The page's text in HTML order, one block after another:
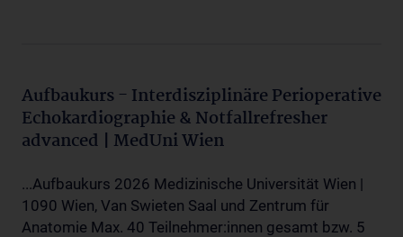
Aufbaukurs - Interdisziplinäre Perioperative
Echokardiographie & Notfallrefresher
advanced | MedUni Wien
...Aufbaukurs 2026 Medizinische Universität Wien |
1090 Wien, Van Swieten Saal und Zentrum für
Anatomie Max. 40 Teilnehmer:innen gesamt bzw. 5